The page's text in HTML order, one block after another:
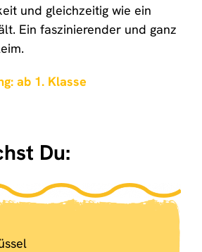
und gleichzeitig wie ein
Ein faszinierender und ganz
ab 1. Klasse
Du: